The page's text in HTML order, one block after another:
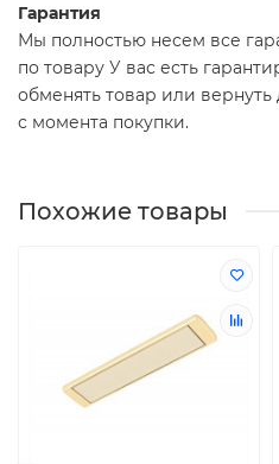
Гарантия
Мы полностью несем все
по товару У вас есть
обменять товар или вернуть
с момента покупки.
Похожие товары